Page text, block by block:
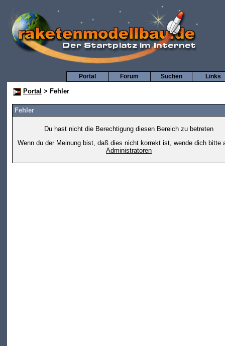
Links
Suchen
Forum
Portal
Portal > Fehler
Fehler
Du hast nicht die Berechtigung diesen Bereich zu betreten
Wenn du der Meinung bist, daß dies nicht korrekt ist, wende dich bitte
Administratoren